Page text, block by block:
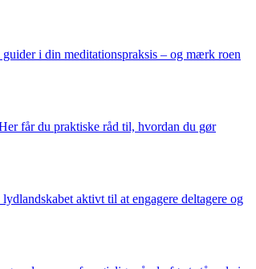
i din meditationspraksis – og mærk roen
får du praktiske råd til, hvordan du gør
aktivt til at engagere deltagere og